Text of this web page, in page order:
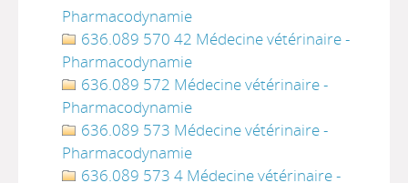
Pharmacodynamie
636.089 570 42 Médecine vétérinaire -
Pharmacodynamie
636.089 572 Médecine vétérinaire -
Pharmacodynamie
636.089 573 Médecine vétérinaire -
Pharmacodynamie
636.089 573 4 Médecine vétérinaire -